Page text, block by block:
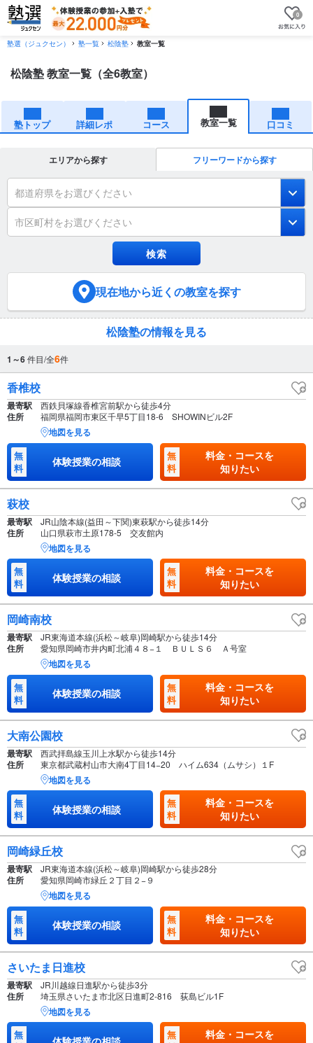
0
塾選（ジュクセン） 塾一覧 松陰塾 教室一覧
松陰塾 教室一覧（全6教室）
塾トップ 詳細レポ コース 教室一覧 口コミ
エリアから探す フリーワードから探す
都道府県をお選びください
市区町村をお選びください
現在地から近くの教室を探す
松陰塾の情報を見る
1～6件目/全6件
香椎校
最寄駅 西鉄貝塚線香椎宮前駅から徒歩4分
住所 福岡県福岡市東区千早5丁目18-6 SHOWINビル2F
地図を見る
無
料
体験授業の相談
無
料
料金・コースを
知りたい
萩校
最寄駅 JR山陰本線(益田～下関)東萩駅から徒歩14分
住所 山口県萩市土原178-5 交友館内
地図を見る
無
料
体験授業の相談
無
料
料金・コースを
知りたい
岡崎南校
最寄駅 JR東海道本線(浜松～岐阜)岡崎駅から徒歩14分
住所 愛知県岡崎市井内町北浦４８−１ ＢＵＬＳ６ Ａ号室
地図を見る
無
料
体験授業の相談
無
料
料金・コースを
知りたい
大南公園校
最寄駅 西武拝島線玉川上水駅から徒歩14分
住所 東京都武蔵村山市大南4丁目14−20 ハイム634（ムサシ）１F
地図を見る
無
料
体験授業の相談
無
料
料金・コースを
知りたい
岡崎緑丘校
最寄駅 JR東海道本線(浜松～岐阜)岡崎駅から徒歩28分
住所 愛知県岡崎市緑丘２丁目２−９
地図を見る
無
料
体験授業の相談
無
料
料金・コースを
知りたい
さいたま日進校
最寄駅 JR川越線日進駅から徒歩3分
住所 埼玉県さいたま市北区日進町2-816 荻島ビル1F
地図を見る
無
無
料金・コースを